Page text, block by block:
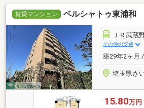
賃貸マンション ベルシャトゥ東浦和
ＪＲ武蔵
その他の交通
築29年2ヶ月
埼玉県さ
15.80万円